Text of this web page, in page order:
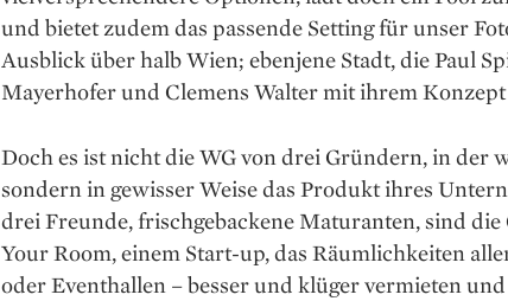
und bietet zudem das passende Setting für unser
Ausblick über halb Wien; eben­jene Stadt, die Paul
Mayerhofer und Clemens Walter mit ihrem
Doch es ist nicht die WG von drei Gründern, in der
sondern in gewisser Weise das Produkt ihres
drei Freunde, frischgebackene Maturanten, sind
Your Room, einem Start-up, das Räumlichkeiten
oder Eventhallen – besser und klüger vermieten